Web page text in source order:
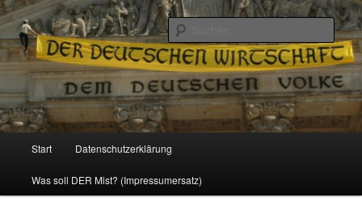
Reizzentrum
Politik, Wirtschaft, Soziales und Gesellschaft
Zum
Inhalt
Start Datenschutzerklärung
Was soll DER Mist? (Impressumersatz)